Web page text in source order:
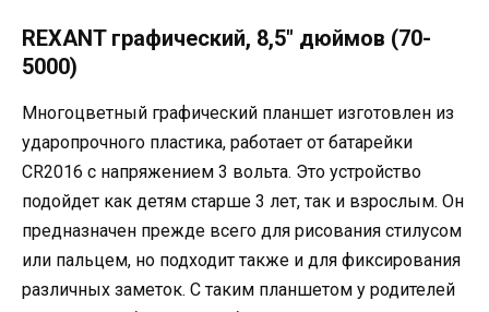
REXANT графический, 8,5″ дюймов (70-
5000)
Многоцветный графический планшет изготовлен из
ударопрочного пластика, работает от батарейки
CR2016 с напряжением 3 вольта. Это устройство
подойдет как детям старше 3 лет, так и взрослым. Он
предназначен прежде всего для рисования стилусом
или пальцем, но подходит также и для фиксирования
различных заметок. С таким планшетом у родителей